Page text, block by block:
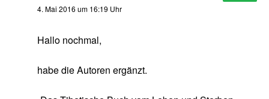
4. Mai 2016 um 16:19 Uhr
Hallo nochmal,
habe die Autoren ergänzt.